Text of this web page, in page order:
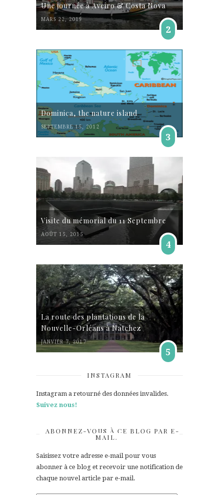
Une journée à Aveiro & Costa Nova
MARS 22, 2019
2
Dominica, the nature island
SEPTEMBRE 15, 2012
3
Visite du mémorial du 11 Septembre
AOÛT 15, 2015
4
La route des plantations de la
Nouvelle-Orléans à Natchez
JANVIER 7, 2017
5
INSTAGRAM
Instagram a retourné des données invalides.
Suivez nous!
ABONNEZ-VOUS À CE BLOG PAR E-
MAIL.
Saisissez votre adresse e-mail pour vous
abonner à ce blog et recevoir une notification de
chaque nouvel article par e-mail.